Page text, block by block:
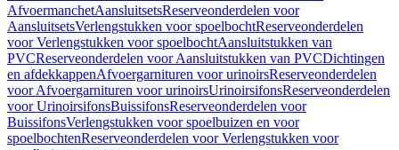
AfvoermanchetAansluitsetsReserveonderdelen voor
AansluitsetsVerlengstukken voor spoelbochtReserveonderdelen
voor Verlengstukken voor spoelbochtAansluitstukken van
PVCReserveonderdelen voor Aansluitstukken van PVCDichtingen
en afdekkappenAfvoergarnituren voor urinoirsReserveonderdelen
voor Afvoergarnituren voor urinoirsUrinoirsifonsReserveonderdelen
voor UrinoirsifonsBuissifonsReserveonderdelen voor
BuissifonsVerlengstukken voor spoelbuizen en voor
spoelbochtenReserveonderdelen voor Verlengstukken voor